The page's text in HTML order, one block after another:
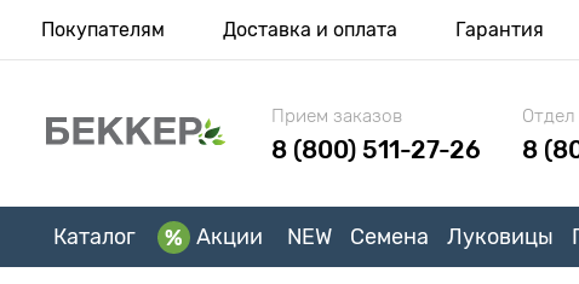
Покупателям Доставка и оплата Гарантия
Прием заказов
8 (800) 511-27-26
Отдел
8
Каталог Акции NEW Семена Луковицы